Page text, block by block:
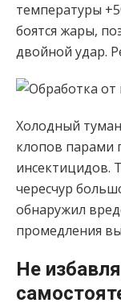
температуры
боятся жары,
двойной удар.
Холодный
клопов парами
инсектицидов.
чересчур
обнаружил
промедления
Не